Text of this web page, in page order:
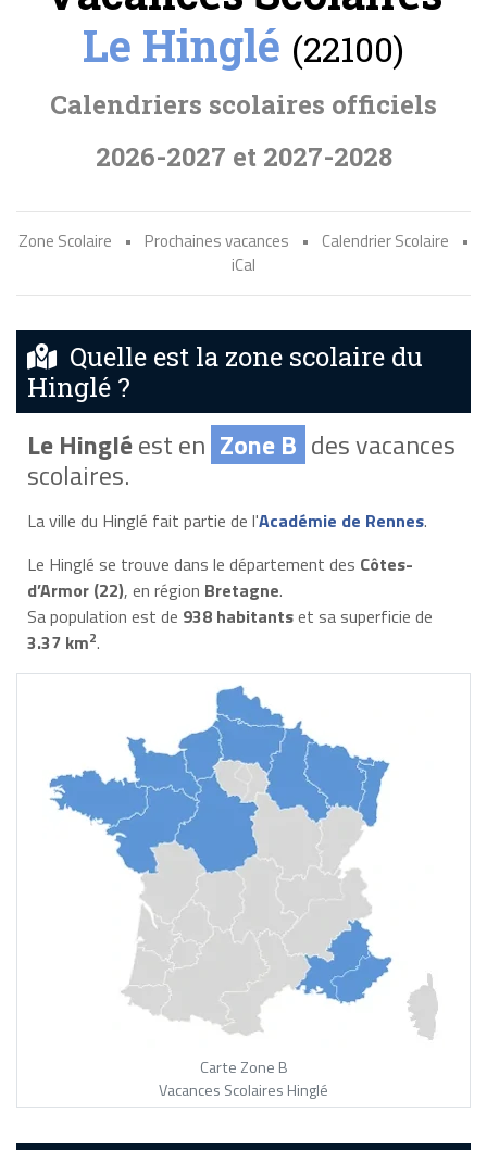
Le Hinglé (22100)
Calendriers scolaires officiels
2026-2027 et 2027-2028
Zone Scolaire • Prochaines vacances • Calendrier Scolaire
•
iCal
Quelle est la zone scolaire du
Hinglé ?
Le Hingléest en Zone B des vacances
scolaires.
La ville du Hinglé fait partie de l'Académie de Rennes.
Le Hinglé se trouve dans le département des Côtes-
d’Armor (22), en région Bretagne.
Sa population est de 938 habitantset sa superficie de
3.37 km2.
Carte Zone B
Vacances Scolaires Hinglé